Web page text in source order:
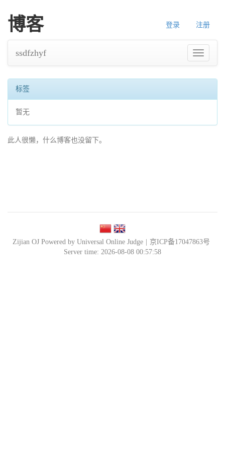
登录 注册
博客
导
航
ssdfzhyf
标签
暂无
此人很懒，什么博客也没留下。
Zijian OJ Powered by Universal Online Judge
京ICP备17047863号
Server time: 2026-08-08 00:57:58